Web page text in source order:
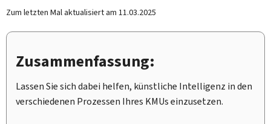
Zum letzten Mal aktualisiert am 11.03.2025
Zusammenfassung:
Lassen Sie sich dabei helfen, künstliche Intelligenz in den
verschiedenen Prozessen Ihres KMUs einzusetzen.